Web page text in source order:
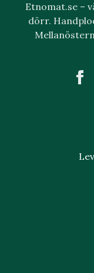
Etnomat.se –
dörr.